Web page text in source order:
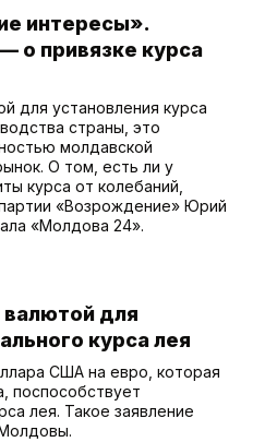
интересы».
о привязке курса
для установления курса
страны, это
молдавской
О том, есть ли у
курса от колебаний,
«Возрождение» Юрий
«Молдова 24».
валютой для
курса лея
США на евро, которая
поспособствует
лея. Такое заявление